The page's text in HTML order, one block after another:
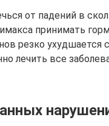
от падений в
принимать
резко ухудшается
лечить все